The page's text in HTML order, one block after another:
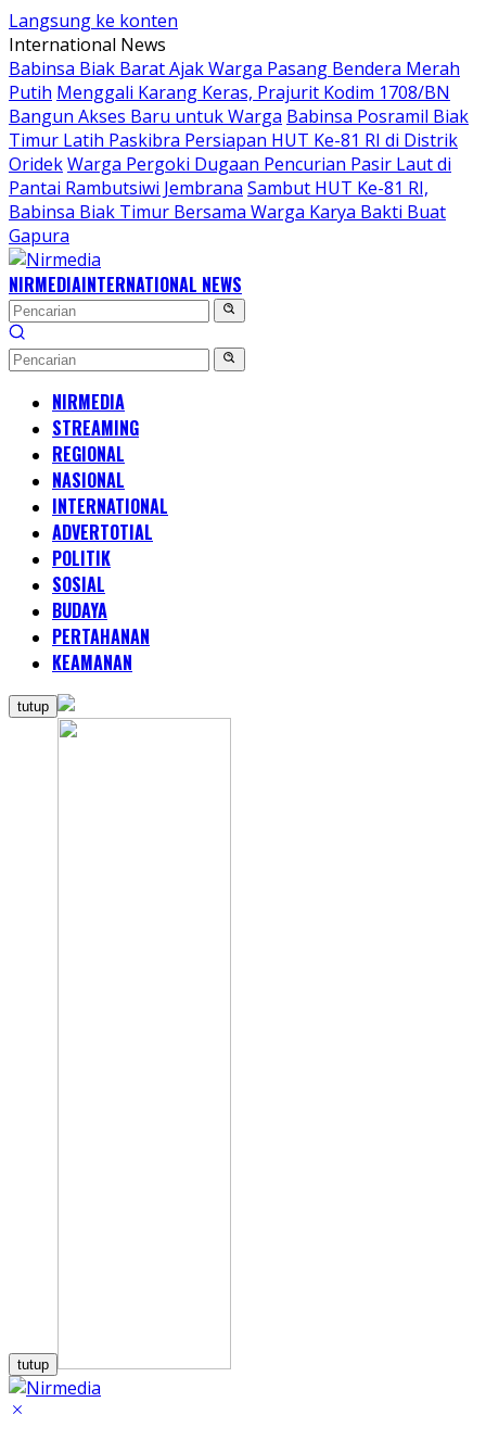
Langsung ke konten
International News
Babinsa Biak Barat Ajak Warga Pasang Bendera Merah
Putih Menggali Karang Keras, Prajurit Kodim 1708/BN
Bangun Akses Baru untuk Warga Babinsa Posramil Biak
Timur Latih Paskibra Persiapan HUT Ke-81 RI di Distrik
OridekWarga Pergoki Dugaan Pencurian Pasir Laut di
Pantai Rambutsiwi Jembrana Sambut HUT Ke-81 RI,
Babinsa Biak Timur Bersama Warga Karya Bakti Buat
Gapura
NIRMEDIAINTERNATIONAL NEWS
NIRMEDIA
STREAMING
REGIONAL
NASIONAL
INTERNATIONAL
ADVERTOTIAL
POLITIK
SOSIAL
BUDAYA
PERTAHANAN
KEAMANAN
tutup
tutup